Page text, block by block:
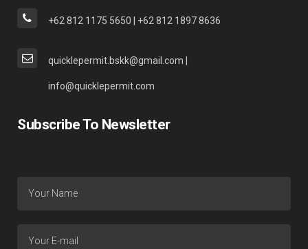
+62 812 1175 5650 | +62 812 1897 8636
quicklepermit.bskk@gmail.com |
info@quicklepermit.com
Subscribe To Newsletter